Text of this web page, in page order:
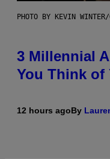
PHOTO BY KEVIN
3 Millennial
You Think of
12 hours agoBy